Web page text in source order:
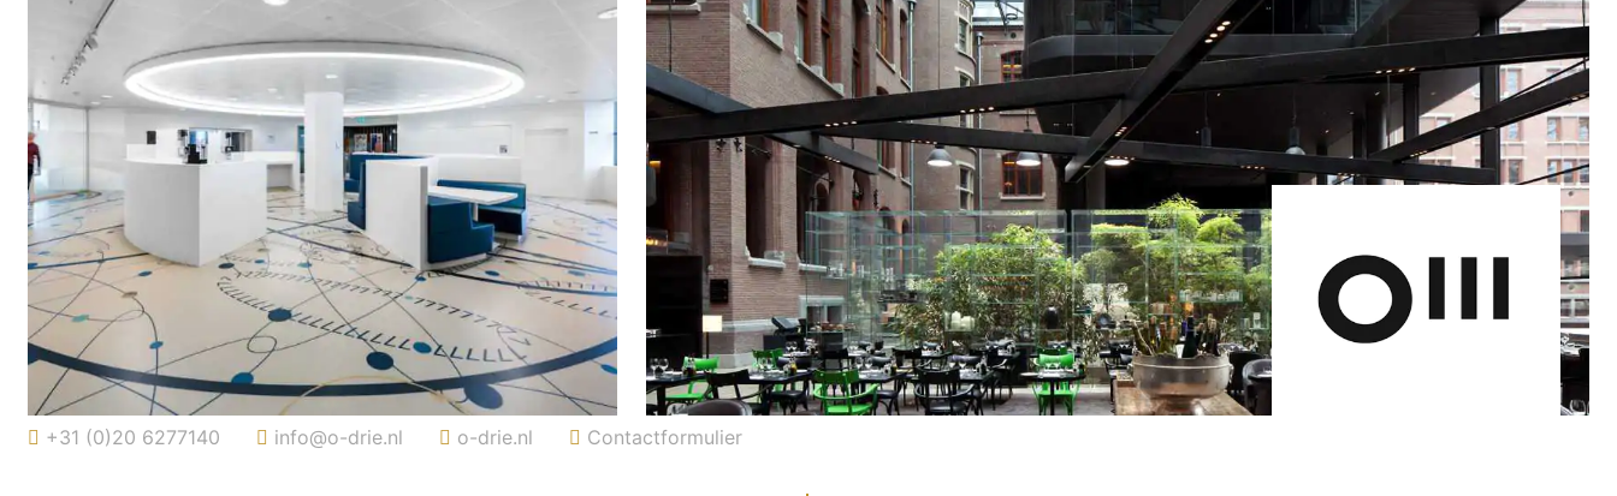
+31 (0)20 6277140 info@o-drie.nl o-drie.nl Contactformulier